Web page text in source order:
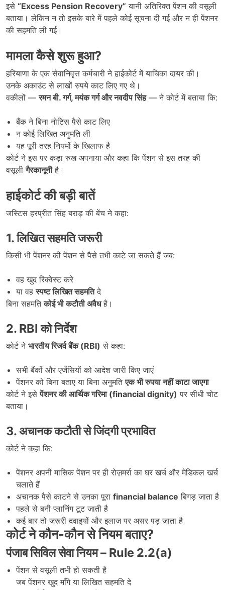
इसे “Excess Pension Recovery” यानी अतिरिक्त पेंशन की वसूली
बताया। लेकिन न तो इसके बारे में पहले कोई सूचना दी गई और न ही पेंशनर
की सहमति ली गई।
मामला कैसे शुरू हुआ?
हरियाणा के एक सेवानिवृत्त कर्मचारी ने हाईकोर्ट में याचिका दायर की।
उनके अकाउंट से लाखों रुपये काट लिए गए थे।
वकीलों —रमन बी. गर्ग,मयंक गर्ग और नवदीप सिंह— ने कोर्ट में बताया कि:
बैंक ने बिना नोटिस पैसे काट लिए
न कोई लिखित अनुमति ली
यह पूरी तरह नियमों के खिलाफ है
कोर्ट ने इस पर कड़ा रुख अपनाया और कहा कि पेंशन से इस तरह की
वसूलीगैरकानूनीहै।
हाईकोर्ट की बड़ी बातें
जस्टिस हरप्रीत सिंह बराड़ की बेंच ने कहा:
1.लिखित सहमति जरूरी
किसी भी पेंशनर की पेंशन से पैसे तभी काटे जा सकते हैं जब:
वह खुद रिक्वेस्ट करे
या वहस्पष्ट लिखित सहमतिदे
बिना सहमतिकोई भी कटौती अवैधहै।
2. RBIको निर्देश
कोर्ट ने भारतीय रिजर्व बैंक (RBI) से कहा:
सभी बैंकों और एजेंसियों को आदेश जारी किए जाएं
पेंशनर को बिना बताए या बिना अनुमतिएक भी रुपया नहीं काटा जाएगा
कोर्ट ने इसेपेंशनर की आर्थिक गरिमा (financial dignity) पर सीधी चोट
बताया।
3.अचानक कटौती से जिंदगी प्रभावित
कोर्ट ने कहा कि:
पेंशनर अपनी मासिक पेंशन पर ही रोज़मर्रा का घर खर्च और मेडिकल खर्च
चलाते हैं
अचानक पैसे काटने से उनका पूरा financial balance बिगड़ जाता है
पहले से बनी प्लानिंग टूट जाती है
कई बार तो जरूरी दवाइयों और इलाज पर असर पड़ जाता है
कोर्ट ने कौन-कौन से नियम बताए?
पंजाब सिविल सेवा नियम – Rule 2.2(a)
पेंशन से वसूली तभी हो सकती है
जब पेंशनर खुद माँगे या लिखित सहमति दे